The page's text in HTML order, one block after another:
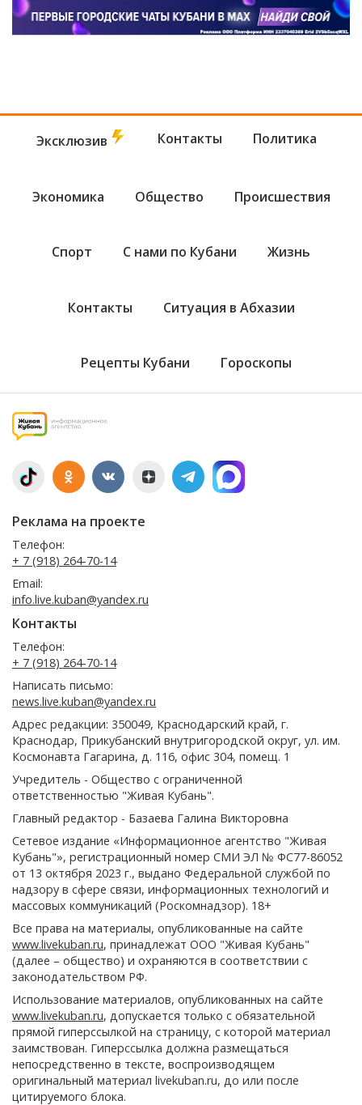
Эксклюзив Контакты Политика
Экономика Общество Происшествия
Спорт С нами по Кубани Жизнь
Контакты Ситуация в Абхазии
Рецепты Кубани Гороскопы
Реклама на проекте
Телефон:
+ 7 (918) 264-70-14
Email:
info.live.kuban@yandex.ru
Контакты
Телефон:
+ 7 (918) 264-70-14
Написать письмо:
news.live.kuban@yandex.ru
Адрес редакции: 350049, Краснодарский край, г.
Краснодар, Прикубанский внутригородской округ, ул. им.
Космонавта Гагарина, д. 116, офис 304, помещ. 1
Учредитель - Общество с ограниченной
ответственностью "Живая Кубань".
Главный редактор - Базаева Галина Викторовна
Сетевое издание «Информационное агентство "Живая
Кубань"», регистрационный номер СМИ ЭЛ № ФС77-86052
от 13 октября 2023 г., выдано Федеральной службой по
надзору в сфере связи, информационных технологий и
массовых коммуникаций (Роскомнадзор). 18+
Все права на материалы, опубликованные на сайте
www.livekuban.ru, принадлежат ООО "Живая Кубань"
(далее – общество) и охраняются в соответствии с
законодательством РФ.
Использование материалов, опубликованных на сайте
www.livekuban.ru, допускается только с обязательной
прямой гиперссылкой на страницу, с которой материал
заимствован. Гиперссылка должна размещаться
непосредственно в тексте, воспроизводящем
оригинальный материал livekuban.ru, до или после
цитируемого блока.